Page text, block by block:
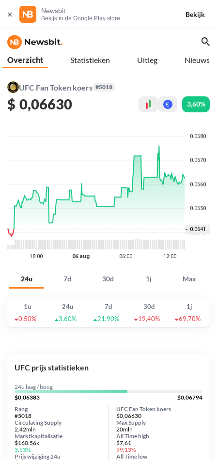
Newsbit
Bekijk in de Google Play store
Bekijk
Overzicht Statistieken Uitleg Nieuws
UFC Fan Token koers #5018
$ 0,06630 € 3,60%
24u 7d 30d 1j Max
1u 24u 7d 30d
1j
0,50%
3,60% 21,90% 19,40% 69,70%
UFC prijs statistieken
24u laag / hoog
$0,06383
$0,06794
UFC Fan Token koers
$0,06630
Circulating Supply
2.42mln
Prijs wijziging 24u
Max Supply
20mln
Marktkapitalisatie
$160.56k
3,53%
Rang
#5018
All Timehigh
$7,61
99,13%
All Time low